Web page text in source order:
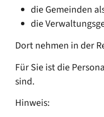
die Gemeinden
die
Dort nehmen in der
Für Sie ist die
sind.
Hinweis: